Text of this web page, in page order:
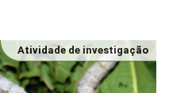
Atividade de investigação